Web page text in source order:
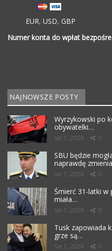
EUR, USD, GBP
Numer konta do wpłat
NAJNOWSZE POSTY
Wyrzykowski po
obywatelki…
sie 1, 2026 0
SBU będzie
naprawdę
sie 1, 2026 0
Śmierć 31-latki w
miała…
sie 1, 2026 0
Tusk zapowiada
grze są…
sie 1, 2026 0